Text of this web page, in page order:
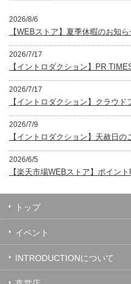
2026/8/6
【WEBストア】夏季休暇のお知ら
2026/7/17
【イントロダクション】PR
2026/7/17
【イントロダクション】クラウド
2026/7/9
【イントロダクション】天赦日の
2026/6/5
【楽天市場WEBストア】ポイン
トップ
イベント
INTRODUCTIONについて